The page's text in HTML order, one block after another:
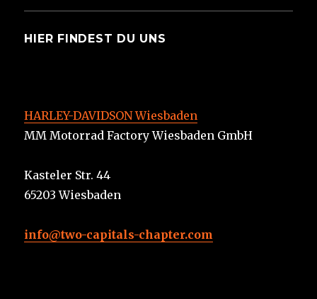
HIER FINDEST DU UNS
HARLEY-DAVIDSON Wiesbaden
MM Motorrad Factory Wiesbaden GmbH
Kasteler Str. 44
65203 Wiesbaden
info@two-capitals-chapter.com